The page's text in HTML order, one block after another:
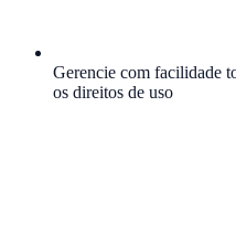
Gerencie com facilidade
os direitos de uso